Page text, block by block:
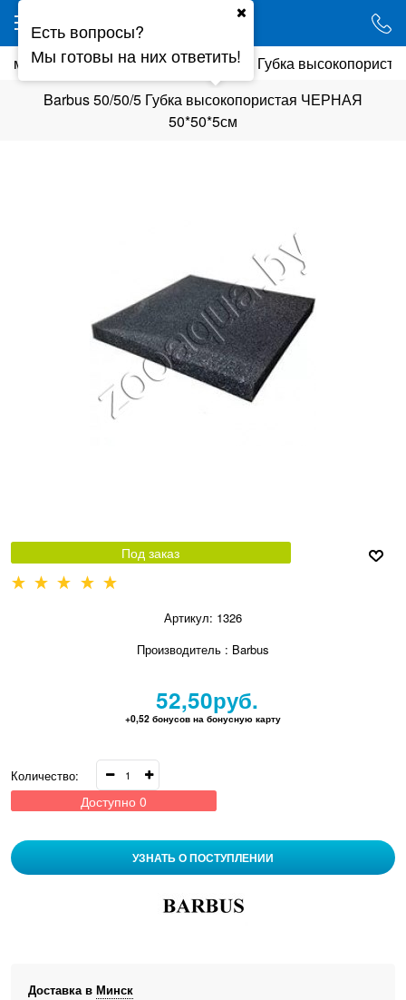
Фильтрация
Barbus 50/50/5 Губка
Barbus 50/50/5 Губка высокопористая ЧЕРНАЯ
50*50*5см
Под заказ
Артикул: 1326
Производитель : Barbus
52,50руб.
+0,52 бонусов на бонусную карту
Количество:
Доступно 0
УЗНАТЬ О ПОСТУПЛЕНИИ
Доставка в Минск
Есть вопросы?
Мы готовы на них ответить!
Ваш город - Минск,
угадали?
ДА НЕТ